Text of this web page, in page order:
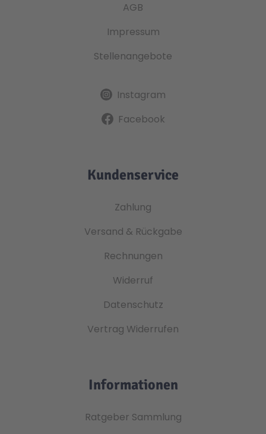
AGB
Impressum
Stellenangebote
Instagram
Facebook
Kundenservice
Zahlung
Versand & Rückgabe
Rechnungen
Widerruf
Datenschutz
Vertrag Widerrufen
Informationen
Ratgeber Sammlung